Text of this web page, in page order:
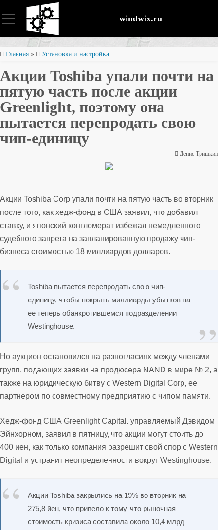
windwix.ru
Установка и настройка
Оптимизация ОС
Восстановление файлов
Безопасность
Главная » Установка и настройка
Акции Toshiba упали почти на
пятую часть после акции
Greenlight, поэтому она
пытается перепродать свою
чип-единицу
Денис Тришкин
Акции Toshiba Corp упали почти на пятую часть во вторник
после того, как хедж-фонд в США заявил, что добавил
ставку, и японский конгломерат избежал немедленного
судебного запрета на запланированную продажу чип-
бизнеса стоимостью 18 миллиардов долларов.
Toshiba пытается перепродать свою чип-
единицу, чтобы покрыть миллиарды убытков на
ее теперь обанкротившемся подразделении
Westinghouse.
Но аукцион остановился на разногласиях между членами
групп, подающих заявки на продюсера NAND в мире № 2, а
также на юридическую битву с Western Digital Corp, ее
партнером по совместному предприятию с чипом памяти.
Хедж-фонд США Greenlight Capital, управляемый Дэвидом
Эйнхорном, заявил в пятницу, что акции могут стоить до
400 иен, как только компания разрешит свой спор с Western
Digital и устранит неопределенности вокруг Westinghouse.
Акции Toshiba закрылись на 19% во вторник на
275,8 йен, что привело к тому, что рыночная
стоимость кризиса составила около 10,4 млрд